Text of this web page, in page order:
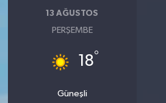
13 AĞUSTOS
PERŞEMBE
18°
Güneşli